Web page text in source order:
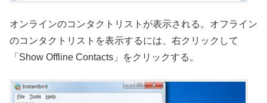
オンラインのコンタクトリストが表示される。オフライン
のコンタクトリストを表示するには、右クリックして
「Show Offline Contacts」をクリックする。